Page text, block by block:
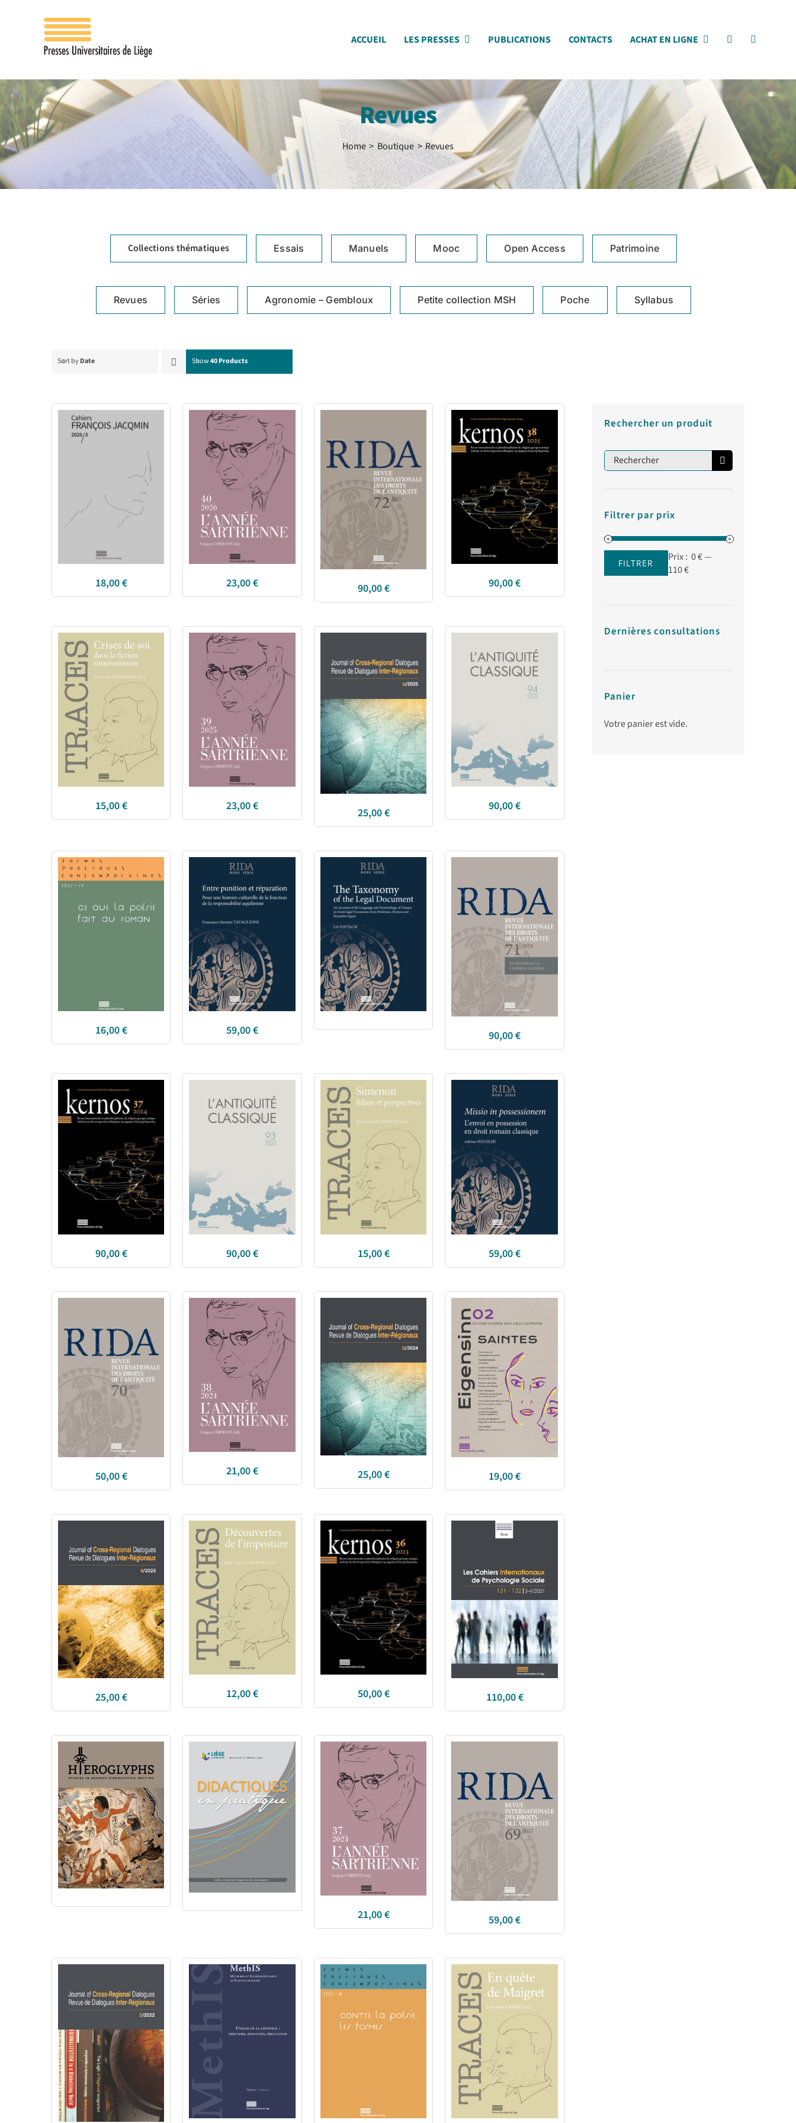
ACCUEIL LES PRESSES PUBLICATIONS CONTACTS ACHAT EN LIGNE
Revues
Home Boutique Revues
Collections thématiques Essais Manuels Mooc Open Access Patrimoine
Revues Séries Agronomie – Gembloux Petite collection MSH Poche Syllabus
Sort byDate Show40 Products
18,00€ 23,00€
internationale
des droits de
l’antiquité 72
90,00€ 90,00€
la fiction
15,00€ 23,00€
Journal of Cross-
Regional
Dialogues Revue
de Dialogues
Inter-Régionaux
25,00€ 90,00€
Ce que la poésie
16,00€
Entre punition et
réparation
59,00€
The Taxonomy of
Document
internationale
90,00€
90,00€ 90,00€
Simenon : bilans
15,00€
possessionem
59,00€
internationale
50,00€ 21,00€
Journal of Cross-
Regional
Dialogues –
Revue de
dialogues inter-
régionaux 5/2024
25,00€ 19,00€
Journal of Cross-
Regional
Dialogues –
Revue de
dialogues inter-
régionaux 4/2023
25,00€
Découvertes de
12,00€ 50,00€
Internationaux
de Psychologie
sociale 131-132
110,00€
Didactiques en
pratique
L’Année
21,00€
internationale
l’antiquité 69
59,00€
Journal of Cross-
Regional
Revue de
dialogues inter-
Contre la poésie,
En quête de
Rechercher un produit
Rechercher:
Filtrer par prix
FILTRER Prix : 0 €—
110 €
Dernières consultations
Panier
Votre panier est vide.